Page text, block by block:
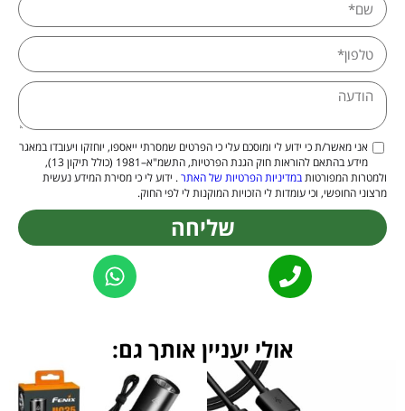
אני מאשר/ת כי ידוע לי ומוסכם עלי כי הפרטים שמסרתי ייאספו, יוחזקו ויעובדו במאגר
מידע בהתאם להוראות חוק הגנת הפרטיות, התשמ"א–1981 (כולל תיקון 13),
ולמטרות המפורטותבמדיניות הפרטיות של האתר. ידוע לי כי מסירת המידע נעשית
מרצוני החופשי, וכי עומדות לי הזכויות המוקנות לי לפי החוק.
שליחה
אולי יעניין אותך גם: